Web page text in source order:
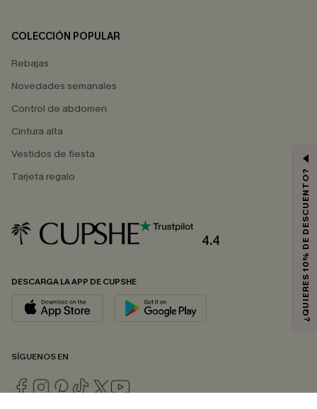
COLECCIÓN POPULAR
Rebajas
Novedades semanales
Control de abdomen
Cintura alta
Vestidos de fiesta
Tarjeta regalo
4.4
DESCARGA LA APP DE CUPSHE
SÍGUENOS EN
¿QUIERES 10% DE DESCUENTO?